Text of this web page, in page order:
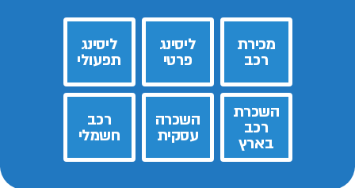
מכירת
רכב
ליסינג
פרטי
ליסינג
תפעולי
השכרת
רכב
בארץ
השכרה
עסקית
רכב
חשמלי